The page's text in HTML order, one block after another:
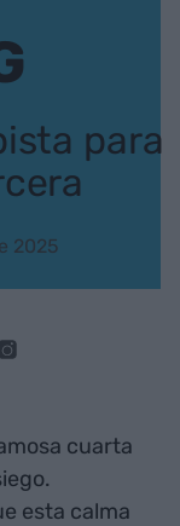
para
2025
cuarta
esta calma